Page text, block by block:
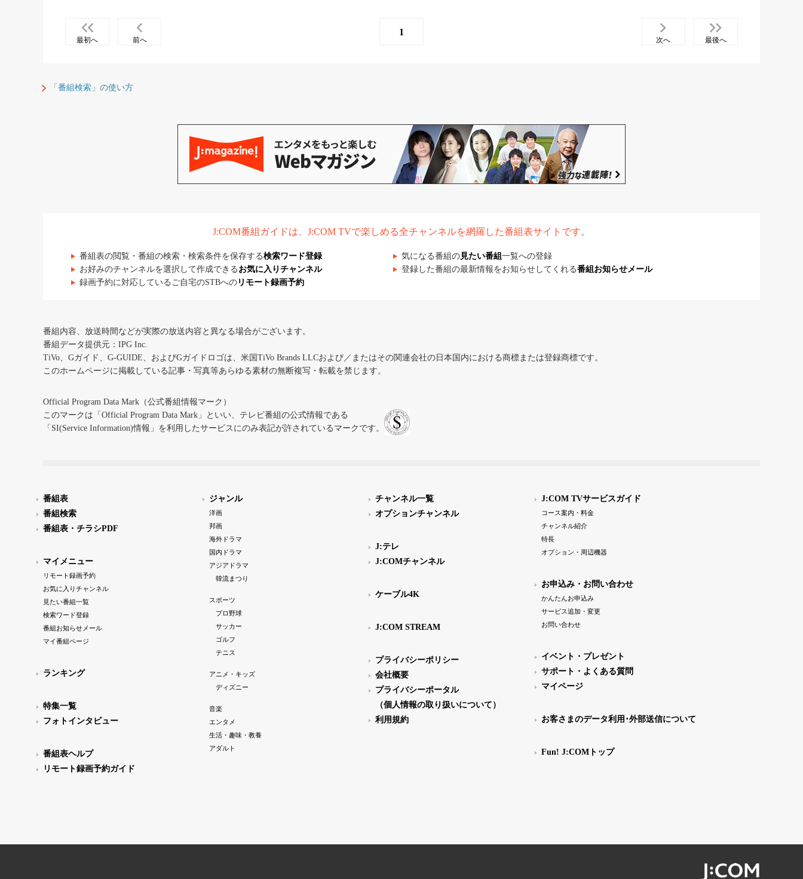
最初へ 前へ
1
次へ 最後へ
「番組検索」の使い方
J:COM番組ガイドは、J:COM TVで楽しめる全チャンネルを網羅した番組表サイトです。
番組表の閲覧・番組の検索・検索条件を保存する検索ワード登録 気になる番組の見たい番組 一覧への登録
お好みのチャンネルを選択して作成できる お気に入りチャンネル 登録した番組の最新情報をお知らせしてくれる番組お知らせメール
録画予約に対応しているご自宅のSTBへの リモート録画予約
番組内容、放送時間などが実際の放送内容と異なる場合がございます。
番組データ提供元：IPG Inc.
TiVo、Gガイド、G-GUIDE、およびGガイドロゴは、米国TiVo Brands LLCおよび／またはその関連会社の日本国内における商標または登録商標です。
このホームページに掲載している記事・写真等あらゆる素材の無断複写・転載を禁じます。
Official Program Data Mark（公式番組情報マーク）
このマークは「Official Program Data Mark」といい、テレビ番組の公式情報である
「SI(Service Information)情報」を利用したサービスにのみ表記が許されているマークです。
番組表
番組検索
番組表・チラシPDF
マイメニュー
リモート録画予約
お気に入りチャンネル
見たい番組一覧
検索ワード登録
番組お知らせメール
マイ番組ページ
ランキング
特集一覧
フォトインタビュー
番組表ヘルプ
リモート録画予約ガイド
ジャンル
洋画
邦画
海外ドラマ
国内ドラマ
アジアドラマ
韓流まつり
スポーツ
プロ野球
サッカー
ゴルフ
テニス
アニメ・キッズ
ディズニー
音楽
エンタメ
生活・趣味・教養
アダルト
チャンネル一覧
オプションチャンネル
J:テレ
J:COMチャンネル
ケーブル4K
J:COM STREAM
プライバシーポリシー
会社概要
プライバシーポータル
（個人情報の取り扱いについて）
利用規約
J:COM TVサービスガイド
コース案内・料金
チャンネル紹介
特長
オプション・周辺機器
お申込み・お問い合わせ
かんたんお申込み
サービス追加・変更
お問い合わせ
イベント・プレゼント
サポート・よくある質問
マイページ
お客さまのデータ利用･外部送信について
Fun! J:COMトップ